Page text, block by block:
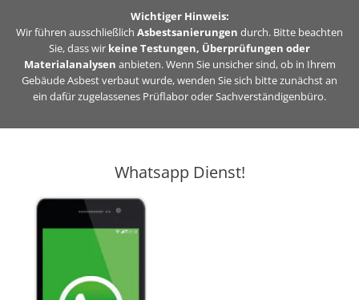
Inhalt
springen
Wichtiger Hinweis:
Wir führen ausschließlich Asbestsanierungen durch. Bitte beachten
Sie, dass wir keine Testungen, Überprüfungen oder
Materialanalysen anbieten. Wenn Sie unsicher sind, ob in Ihrem
Gebäude Asbest verbaut wurde, wenden Sie sich bitte zunächst an
ein dafür zugelassenes Prüflabor oder Sachverständigenbüro.
Whatsapp Dienst!